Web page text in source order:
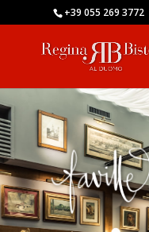
+39 055 269 3772